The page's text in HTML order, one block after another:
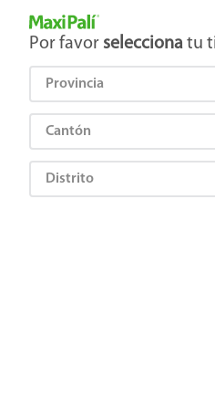
Tienda Maxi Palí
Por favor selecciona tu
Provincia
Cantón
Distrito